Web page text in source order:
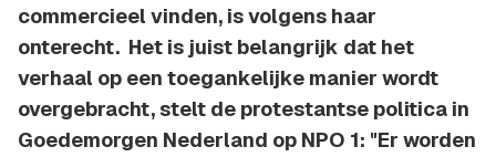
commercieel vinden, is volgens haar
onterecht. Het is juist belangrijk dat het
verhaal op een toegankelijke manier wordt
overgebracht, stelt de protestantse politica in
Goedemorgen Nederland op NPO 1: "Er worden